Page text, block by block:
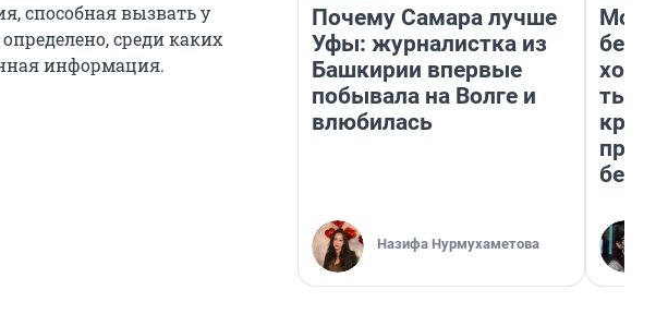
способная вызвать у
среди каких
информация.
Почему Самара лучше
Уфы: журналистка из
Башкирии впервые
побывала на Волге и
влюбилась
Назифа Нурмухаметова
Мой